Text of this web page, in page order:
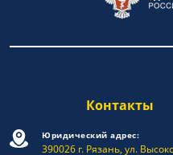
Контакты
Юридический адрес:
390026 г. Рязань, ул.